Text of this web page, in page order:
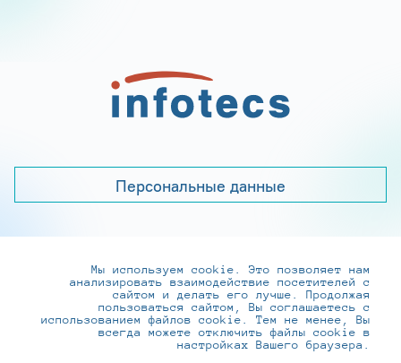
Персональные данные
+7 (495) 737-6192, 8-800-250-0-260
practice@infotecs.ru,hr@infotecs.ru
127273, г. Москва, Отрадная ул., 2Б строение 1
Мы используем cookie. Это позволяет нам
анализировать взаимодействие посетителей с
сайтом и делать его лучше. Продолжая
пользоваться сайтом, Вы соглашаетесь с
использованием файлов cookie. Тем не менее, Вы
всегда можете отключить файлы cookie в
настройках Вашего браузера.